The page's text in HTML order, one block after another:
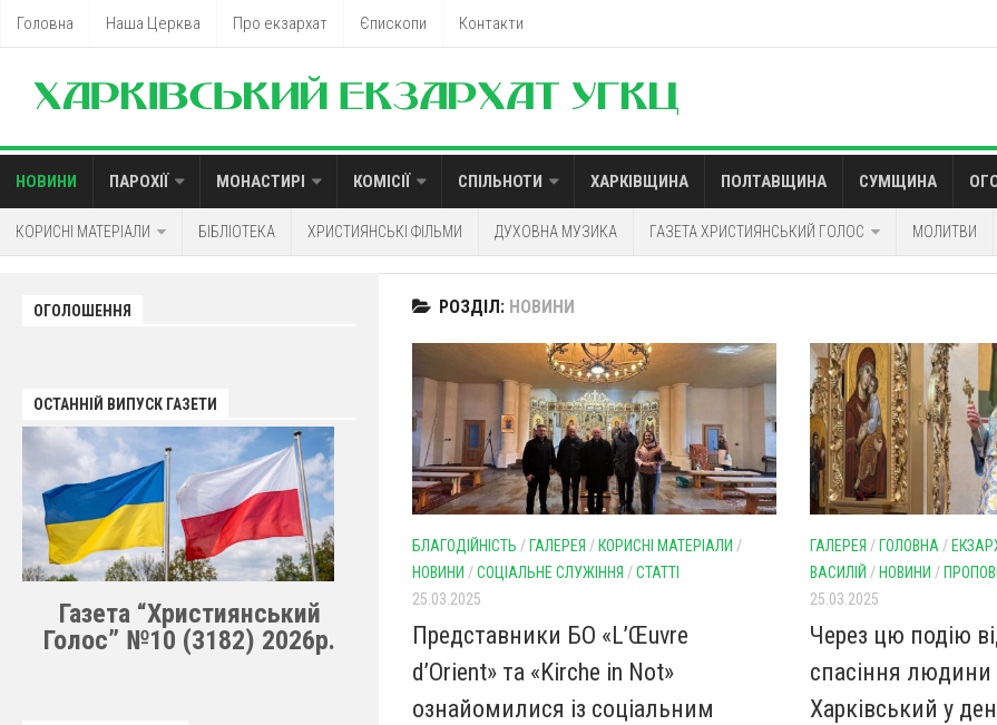
Головна Наша Церква Про екзархат Єпископи Контакти
НОВИНИ ПАРОХІЇ МОНАСТИРІ КОМІСІЇ СПІЛЬНОТИ ХАРКІВЩИНА ПОЛТАВЩИНА СУМЩИНА
КОРИСНІ МАТЕРІАЛИ БІБЛІОТЕКА ХРИСТИЯНСЬКІ ФІЛЬМИ ДУХОВНА МУЗИКА ГАЗЕТА ХРИСТИЯНСЬКИЙ ГОЛОС МОЛИТВИ
РОЗДІЛ: НОВИНИ
БЛАГОДІЙНІСТЬ / ГАЛЕРЕЯ / КОРИСНІ МАТЕРІАЛИ /
НОВИНИ /СОЦІАЛЬНЕ СЛУЖІННЯ /СТАТТІ
25.03.2025
Представники БО «L’Œuvre
d’Orient» та «Kirche in Not»
ознайомилися із соціальним
ГАЛЕРЕЯ / ГОЛОВНА /
ВАСИЛІЙ / НОВИНИ /
25.03.2025
Через цю подію
спасіння людини
Харківський у
ОГОЛОШЕННЯ
ОСТАННІЙ ВИПУСК ГАЗЕТИ
Газета “Християнський
Голос” №10 (3182) 2026р.